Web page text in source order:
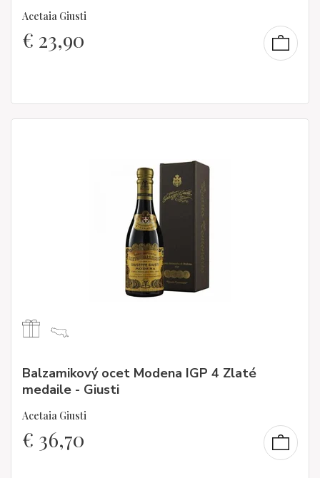
Acetaia Giusti
€ 23,90
Balzamikový ocet Modena IGP 4 Zlaté
medaile - Giusti
Acetaia Giusti
€ 36,70